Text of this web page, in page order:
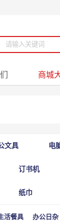
商城
文具 电
活餐具 办公日杂
订书机
纸巾